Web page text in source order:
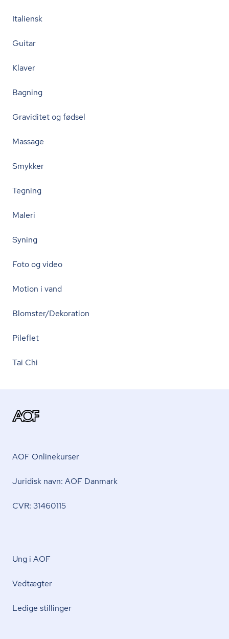
Italiensk
Guitar
Klaver
Bagning
Graviditet og fødsel
Massage
Smykker
Tegning
Maleri
Syning
Foto og video
Motion i vand
Blomster/Dekoration
Pileflet
Tai Chi
AOF Onlinekurser
Juridisk navn: AOF Danmark
CVR: 31460115
Ung i AOF
Vedtægter
Ledige stillinger